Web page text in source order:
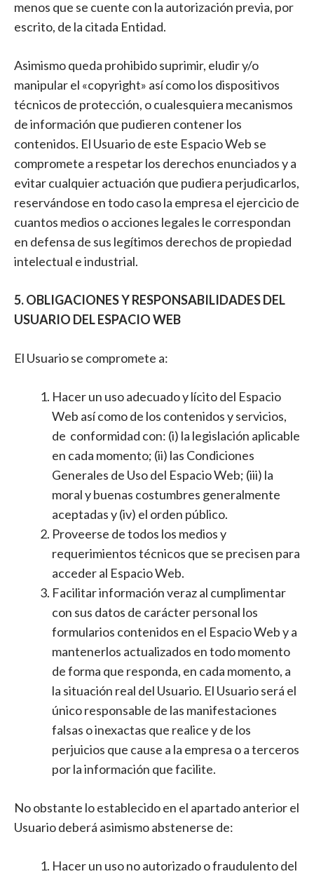
menos que se cuente con la autorización previa, por
escrito, de la citada Entidad.
Asimismo queda prohibido suprimir, eludir y/o
manipular el «copyright» así como los dispositivos
técnicos de protección, o cualesquiera mecanismos
de información que pudieren contener los
contenidos. El Usuario de este Espacio Web se
compromete a respetar los derechos enunciados y a
evitar cualquier actuación que pudiera perjudicarlos,
reservándose en todo caso la empresa el ejercicio de
cuantos medios o acciones legales le correspondan
en defensa de sus legítimos derechos de propiedad
intelectual e industrial.
5. OBLIGACIONES Y RESPONSABILIDADES DEL
USUARIO DEL ESPACIO WEB
El Usuario se compromete a:
Hacer un uso adecuado y lícito del Espacio
Web así como de los contenidos y servicios,
de conformidad con: (i) la legislación aplicable
en cada momento; (ii) las Condiciones
Generales de Uso del Espacio Web; (iii) la
moral y buenas costumbres generalmente
aceptadas y (iv) el orden público.
Proveerse de todos los medios y
requerimientos técnicos que se precisen para
acceder al Espacio Web.
Facilitar información veraz al cumplimentar
con sus datos de carácter personal los
formularios contenidos en el Espacio Web y a
mantenerlos actualizados en todo momento
de forma que responda, en cada momento, a
la situación real del Usuario. El Usuario será el
único responsable de las manifestaciones
falsas o inexactas que realice y de los
perjuicios que cause a la empresa o a terceros
por la información que facilite.
No obstante lo establecido en el apartado anterior el
Usuario deberá asimismo abstenerse de:
Hacer un uso no autorizado o fraudulento del